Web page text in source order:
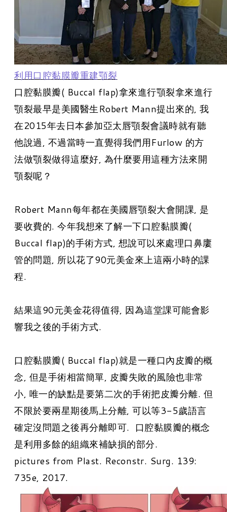
利用口腔黏膜瓣重建顎裂
口腔黏膜瓣( Buccal flap)拿來進行顎裂拿來進行
顎裂最早是美國醫生Robert Mann提出來的, 我
在2015年去日本參加亞太唇顎裂會議時就有聽
他說過, 不過當時一直覺得我們用Furlow 的方
法做顎裂做得這麼好, 為什麼要用這種方法來開
顎裂呢？
Robert Mann每年都在美國唇顎裂大會開課, 是
要收費的. 今年我想來了解一下口腔黏膜瓣(
Buccal flap)的手術方式, 想說可以來處理口鼻廔
管的問題, 所以花了90元美金來上這兩小時的課
程.
結果這90元美金花得值得, 因為這堂課可能會影
響我之後的手術方式.
口腔黏膜瓣( Buccal flap)就是一種口內皮瓣的概
念, 但是手術相當簡單, 皮瓣失敗的風險也非常
小, 唯一的缺點是要第二次的手術把皮瓣分離. 但
不限於要兩星期後馬上分離, 可以等3-5歲語言
確定沒問題之後再分離即可. 口腔黏膜瓣的概念
是利用多餘的組織來補缺損的部分.
pictures from Plast. Reconstr. Surg. 139:
735e, 2017.